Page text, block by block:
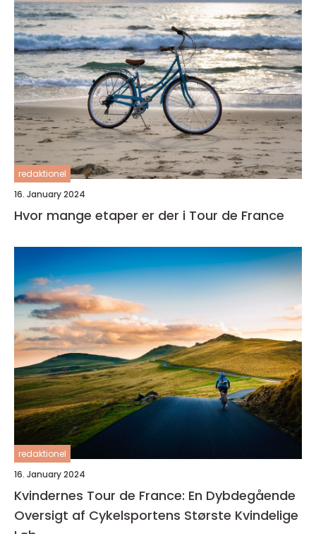
redaktionel
16. January 2024
Hvor mange etaper er der i Tour de France
redaktionel
16. January 2024
Kvindernes Tour de France: En Dybdegående
Oversigt af Cykelsportens Største Kvindelige